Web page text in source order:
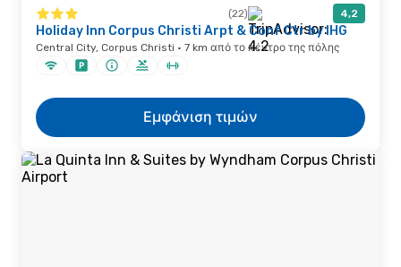
(22) 4,2
Holiday Inn Corpus Christi Arpt & Conf Ctr by IHG
Central City, Corpus Christi · 7 km από το κέντρο της πόλης
Εμφάνιση τιμών